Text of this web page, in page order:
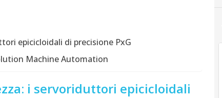
epicicloidali di precisione PxG
Machine Automation
i servoriduttori epicicloidali